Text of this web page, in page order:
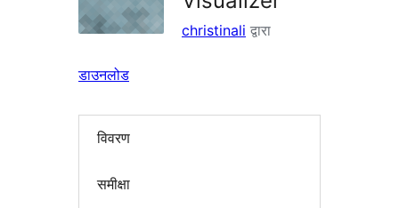
christinali द्वारा
डाउनलोड
विवरण
समीक्षा